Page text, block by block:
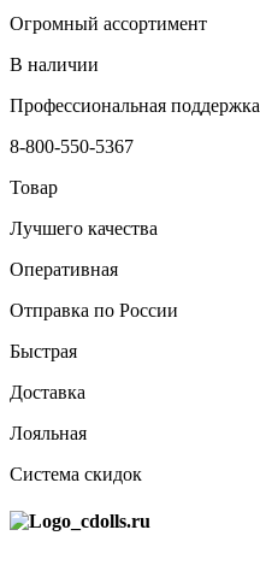
Огромный ассортимент
В наличии
Профессиональная поддержка
8-800-550-5367
Товар
Лучшего качества
Оперативная
Отправка по России
Быстрая
Доставка
Лояльная
Система скидок